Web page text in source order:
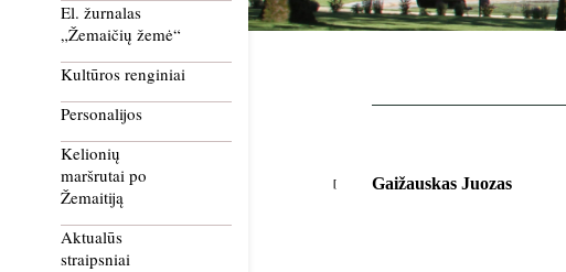
El. žurnalas
„Žemaičių žemė“
Kultūros renginiai
Personalijos
Kelionių
maršrutai po
Žemaitiją
Aktualūs
straipsniai
Gaižauskas Juozas